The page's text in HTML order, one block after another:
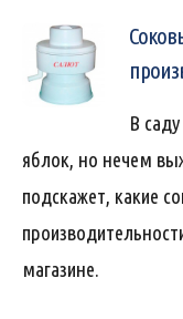
В
яблок, но нечем
подскажет, какие
магазине.